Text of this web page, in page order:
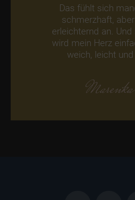
Das fühlt sich
schmerzhaft,
erleichternd an.
wird mein Herz
weich, leicht
Marenka